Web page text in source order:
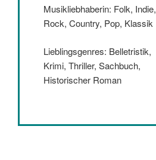
Musikliebhaberin: Folk, Indie,
Rock, Country, Pop, Klassik
Lieblingsgenres: Belletristik,
Krimi, Thriller, Sachbuch,
Historischer Roman